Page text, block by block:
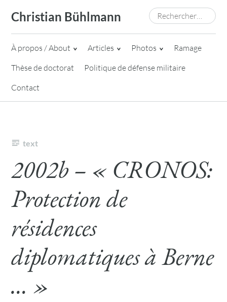
content
Christian Bühlmann Rechercher :
À propos / About Articles Photos
Ramage
Thèse de doctorat
Politique de défense militaire
Contact
text
2002b – « CRONOS:
Protection de
résidences
diplomatiques à Berne
… »